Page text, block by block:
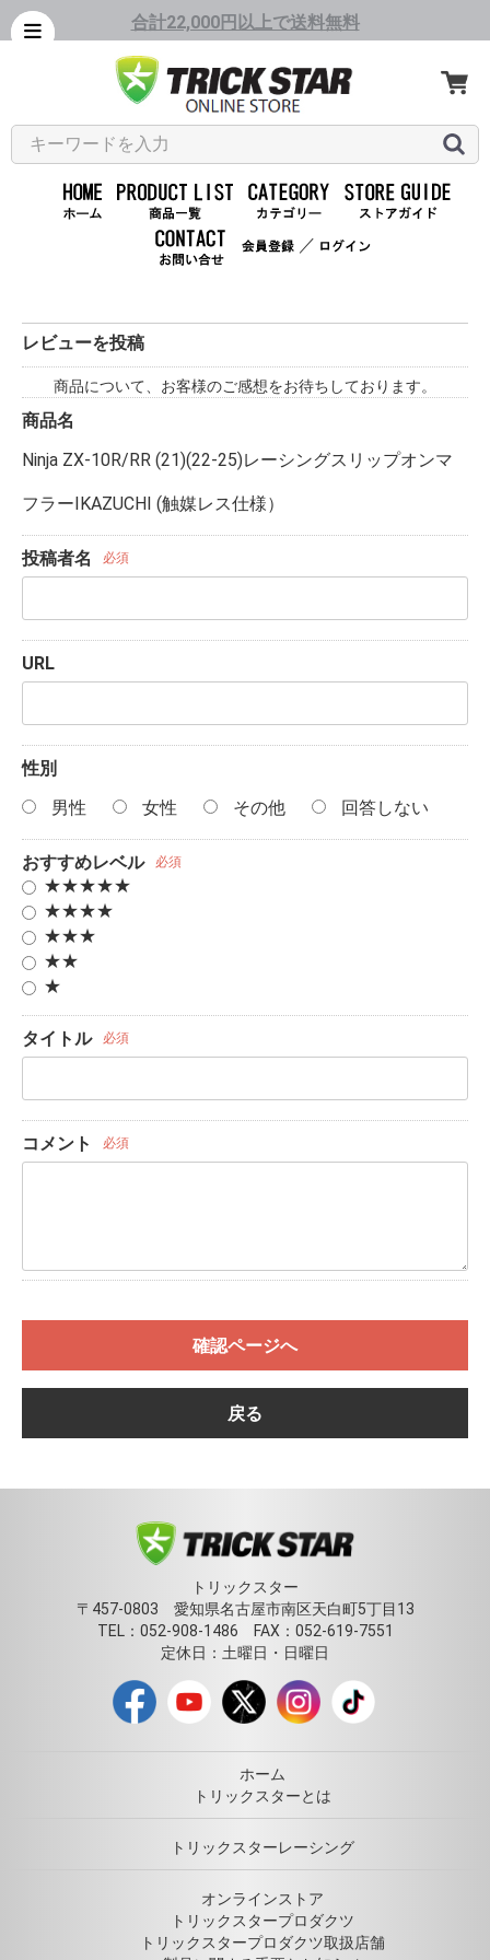
合計22,000円以上で送料無料
／
レビューを投稿
商品について、お客様のご感想をお待ちしております。
商品名
Ninja ZX-10R/RR (21)(22-25)レーシングスリップオンマ
フラーIKAZUCHI (触媒レス仕様）
投稿者名 必須
URL
性別
男性
女性 その他 回答しない
おすすめレベル 必須
★★★★★
★★★★
★★★
★★
★
タイトル 必須
コメント 必須
確認ページへ
戻る
トリックスター
〒457-0803 愛知県名古屋市南区天白町5丁目13
TEL：052-908-1486 FAX：052-619-7551
定休日：土曜日・日曜日
ホーム
トリックスターとは
トリックスターレーシング
オンラインストア
トリックスタープロダクツ
トリックスタープロダクツ取扱店舗